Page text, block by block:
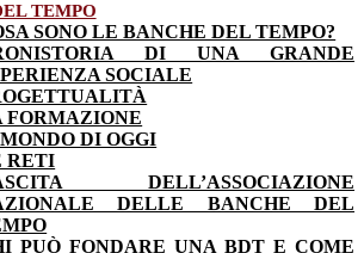
TEMPO
SONO LE BANCHE DEL TEMPO?
DI UNA GRANDE
SOCIALE
FORMAZIONE
DI OGGI
RETI
DELL’ASSOCIAZIONE
DELLE BANCHE DEL
PUÒ FONDARE UNA BDT E COME